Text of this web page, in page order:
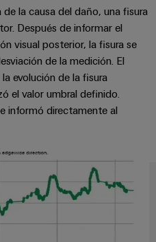
la causa del daño, una fisura
Después de informar el
visual posterior, la fisura se
de la medición. El
evolución de la fisura
el valor umbral definido.
informó directamente al